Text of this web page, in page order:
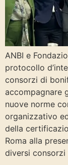
ANBI e
protocollo
consorzi di
accompagnare
nuove norme
organizzativo
della
Roma alla
diversi